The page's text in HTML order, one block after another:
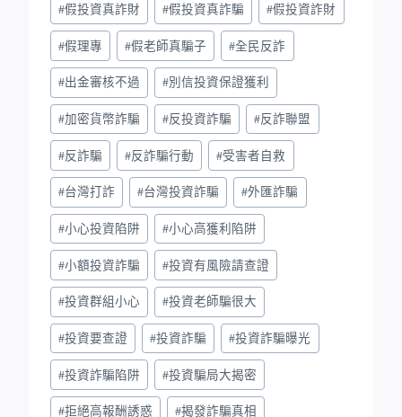
#假投資真詐財 #假投資真詐騙 #假投資詐財
#假理專 #假老師真騙子 #全民反詐
#出金審核不過 #別信投資保證獲利
#加密貨幣詐騙 #反投資詐騙 #反詐聯盟
#反詐騙 #反詐騙行動 #受害者自救
#台灣打詐 #台灣投資詐騙 #外匯詐騙
#小心投資陷阱 #小心高獲利陷阱
#小額投資詐騙 #投資有風險請查證
#投資群組小心 #投資老師騙很大
#投資要查證 #投資詐騙 #投資詐騙曝光
#投資詐騙陷阱 #投資騙局大揭密
#拒絕高報酬誘惑 #揭發詐騙真相